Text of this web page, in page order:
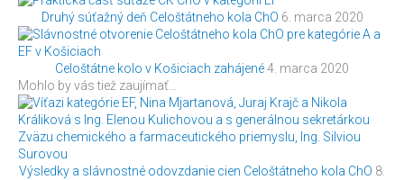
Druhý súťažný deň Celoštátneho kola ChO 6. marca 2020
Celoštátne kolo v Košiciach zahájené4. marca 2020
Mohlo by vás tiež zaujímať…
Výsledky a slávnostné odovzdanie cien Celoštátneho kola ChO 8.